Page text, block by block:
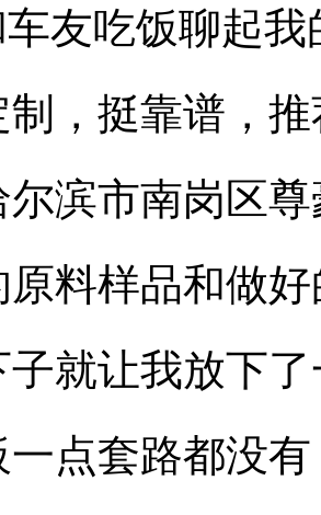
友吃饭聊起
制，挺靠谱，
尔滨市南岗区
原料样品和做
就让我放下
一点套路都没